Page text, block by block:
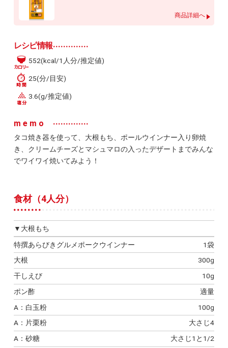
商品詳細へ
レシピ情報
552(kcal/1人分/推定値)
25(分/目安)
3.6(g/推定値)
memo
タコ焼き器を使って、大根もち、ポールウインナー入り卵焼
き、クリームチーズとマシュマロの入ったデザートまでみんな
でワイワイ焼いてみよう！
食材（4人分）
▼大根もち
特撰あらびきグルメポークウインナー
1袋
大根
300g
干しえび
10g
ポン酢
適量
A：白玉粉
100g
A：片栗粉
大さじ4
A：砂糖
大さじ1と1/2